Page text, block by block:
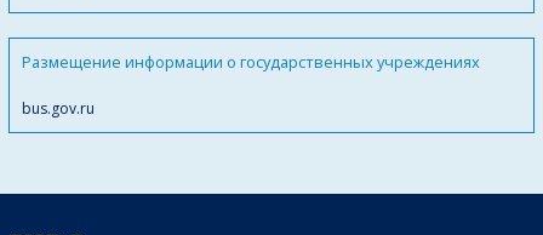
Размещение информации о государственных учреждениях
bus.gov.ru